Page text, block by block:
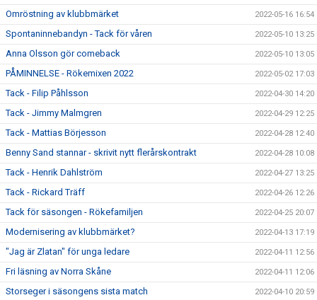
Omröstning av klubbmärket 2022-05-16 16:54
Spontaninnebandyn - Tack för våren 2022-05-10 13:25
Anna Olsson gör comeback 2022-05-10 13:05
PÅMINNELSE - Rökemixen 2022 2022-05-02 17:03
Tack - Filip Påhlsson 2022-04-30 14:20
Tack - Jimmy Malmgren 2022-04-29 12:25
Tack - Mattias Börjesson 2022-04-28 12:40
Benny Sand stannar - skrivit nytt flerårskontrakt 2022-04-28 10:08
Tack - Henrik Dahlström 2022-04-27 13:25
Tack - Rickard Träff 2022-04-26 12:26
Tack för säsongen - Rökefamiljen 2022-04-25 20:07
Modernisering av klubbmärket? 2022-04-13 17:19
"Jag är Zlatan" för unga ledare 2022-04-11 12:56
Fri läsning av Norra Skåne 2022-04-11 12:06
Storseger i säsongens sista match 2022-04-10 20:59